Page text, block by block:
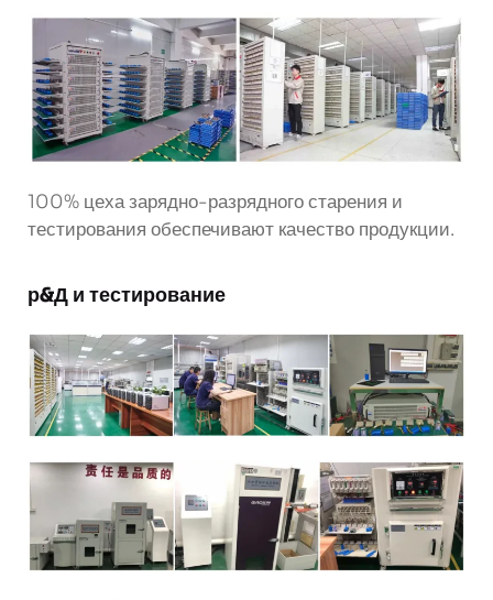
100% цеха зарядно-разрядного старения и
тестирования обеспечивают качество продукции.
р&Д и тестирование